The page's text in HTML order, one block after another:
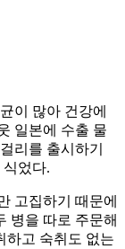
이 많아 건강에
일본에 수출 물
리를 출시하기
었다.
고집하기 때문에
병을 따로 주문해
하고 숙취도 없는